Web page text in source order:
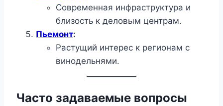
Современная инфраструктура и
близость к деловым центрам.
Пьемонт:
Растущий интерес к регионам с
винодельнями.
Часто задаваемые вопросы